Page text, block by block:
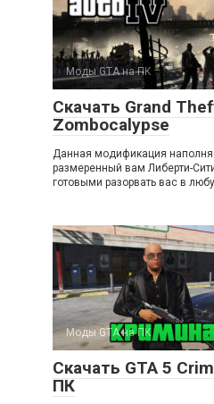
Моды GTA на ПK
Скачать Grand
Zombocalypse
Данная модификация
размеренный вам Либерти-
готовыми разорвать вас в
Моды GTA на ПK
Скачать GTA 5
ПК